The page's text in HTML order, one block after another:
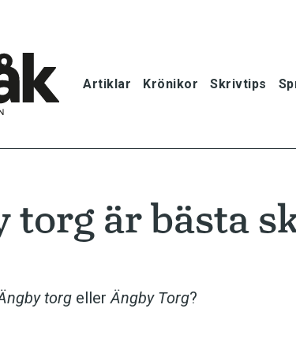
Artiklar Krönikor Skrivtips
Krönikor
Skrivtips
torg är bästa
torg ellerÄngby Torg?